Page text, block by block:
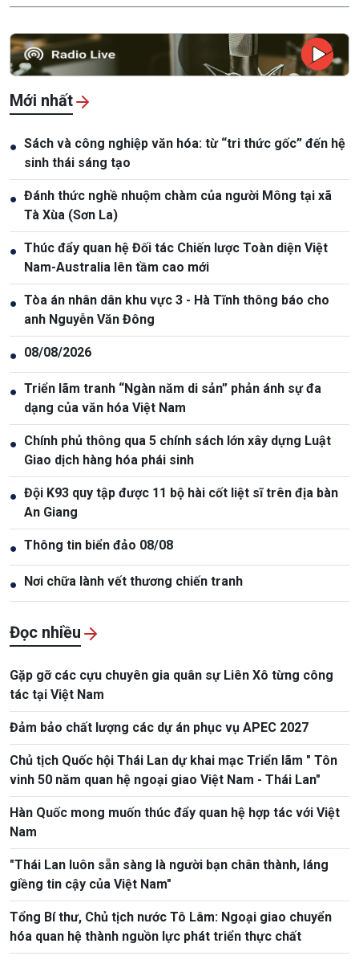
Mới nhất
● Sách và công nghiệp văn hóa: từ “tri thức gốc” đến hệ
sinh thái sáng tạo
● Đánh thức nghề nhuộm chàm của người Mông tại xã
Tà Xùa (Sơn La)
● Thúc đẩy quan hệ Đối tác Chiến lược Toàn diện Việt
Nam-Australia lên tầm cao mới
● Tòa án nhân dân khu vực 3 - Hà Tĩnh thông báo cho
anh Nguyễn Văn Đông
● 08/08/2026
● Triển lãm tranh “Ngàn năm di sản” phản ánh sự đa
dạng của văn hóa Việt Nam
● Chính phủ thông qua 5 chính sách lớn xây dựng Luật
Giao dịch hàng hóa phái sinh
● Đội K93 quy tập được 11 bộ hài cốt liệt sĩ trên địa bàn
An Giang
● Thông tin biển đảo 08/08
● Nơi chữa lành vết thương chiến tranh
Đọc nhiều
Gặp gỡ các cựu chuyên gia quân sự Liên Xô từng công
tác tại Việt Nam
Đảm bảo chất lượng các dự án phục vụ APEC 2027
Chủ tịch Quốc hội Thái Lan dự khai mạc Triển lãm " Tôn
vinh 50 năm quan hệ ngoại giao Việt Nam - Thái Lan"
Hàn Quốc mong muốn thúc đẩy quan hệ hợp tác với Việt
Nam
"Thái Lan luôn sẵn sàng là người bạn chân thành, láng
giềng tin cậy của Việt Nam"
Tổng Bí thư, Chủ tịch nước Tô Lâm: Ngoại giao chuyển
hóa quan hệ thành nguồn lực phát triển thực chất